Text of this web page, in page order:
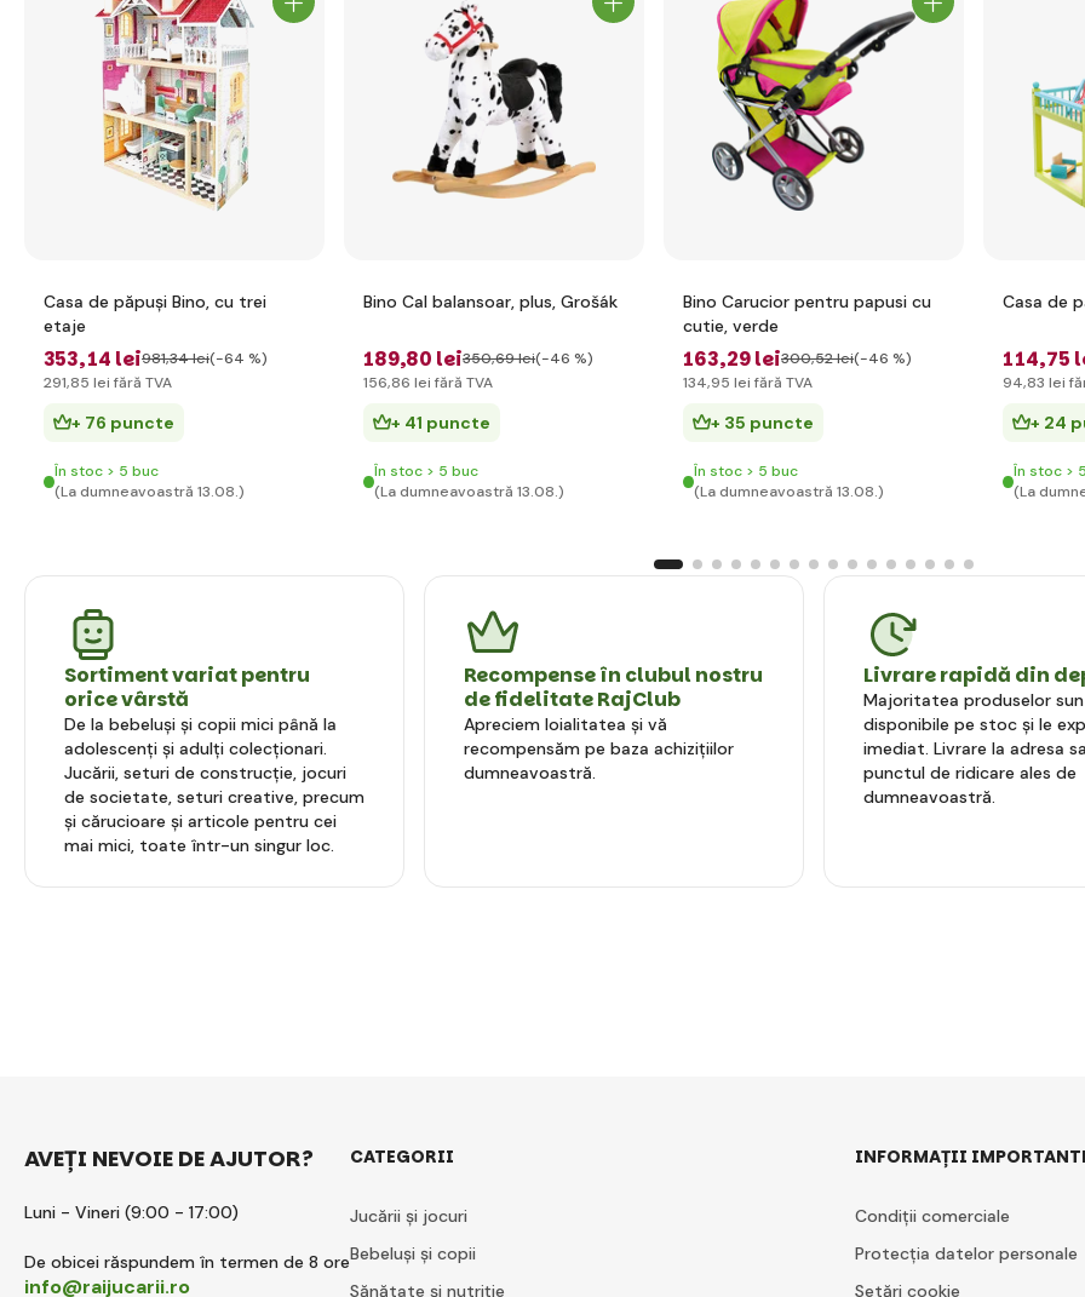
Casa de păpuși Bino, cu trei
etaje
353,14 lei981,34 lei(-64 %)
291,85 lei fără TVA
+ 76 puncte
În stoc > 5 buc
(La dumneavoastră 13.08.)
Bino Cal balansoar, plus, Grošák
189,80 lei350,69 lei(-46 %)
156,86 lei fără TVA
+ 41 puncte
În stoc > 5 buc
(La dumneavoastră 13.08.)
Bino Carucior pentru papusi cu
cutie, verde
163,29 lei300,52 lei(-46 %)
134,95 lei fără TVA
+ 35 puncte
În stoc > 5 buc
(La dumneavoastră 13.08.)
Casa de
114,75
94,83 lei
+ 24
În stoc >
(La
Sortiment variat pentru
orice vârstă
De la bebeluși și copii mici până la
adolescenți și adulți colecționari.
Jucării, seturi de construcție, jocuri
de societate, seturi creative, precum
și cărucioare și articole pentru cei
mai mici, toate într-un singur loc.
Recompense în clubul nostru
de fidelitate RajClub
Apreciem loialitatea și vă
recompensăm pe baza achizițiilor
dumneavoastră.
Livrare rapidă din
Majoritatea produselor
disponibile pe stoc și le
imediat. Livrare la adresa
punctul de ridicare ales de
dumneavoastră.
AVEȚI NEVOIE DE AJUTOR?
Luni - Vineri (9:00 - 17:00)
De obicei răspundem în termen de 8 ore
info@raijucarii.ro
CATEGORII
Jucării și jocuri
Bebeluși și copii
Sănătate și nutriție
INFORMAȚII
Condiții comerciale
Protecția datelor personale
Setări cookie